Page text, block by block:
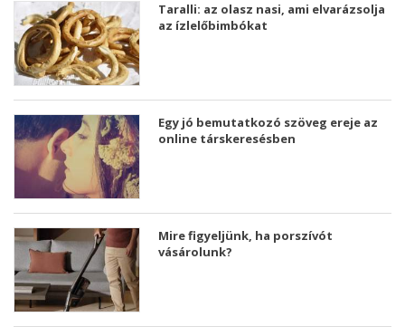
Taralli: az olasz nasi, ami elvarázsolja
az ízlelőbimbókat
Egy jó bemutatkozó szöveg ereje az
online társkeresésben
Mire figyeljünk, ha porszívót
vásárolunk?